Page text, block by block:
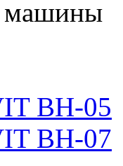
машины
BH-05
BH-07